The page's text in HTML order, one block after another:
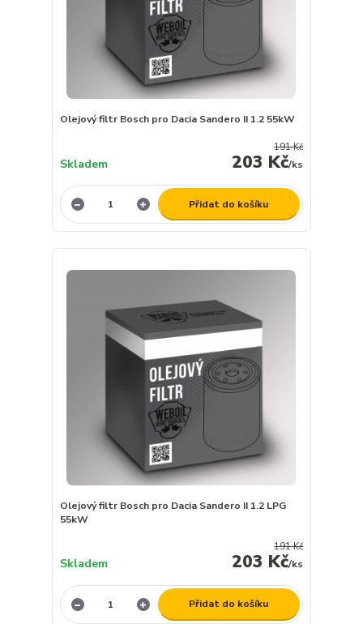
Olejový filtr Bosch pro Dacia Sandero II 1.2 55kW
191 Kč
203 Kč/ks
Skladem
Přidat do košíku
Olejový filtr Bosch pro Dacia Sandero II 1.2 LPG
55kW
191 Kč
203 Kč/ks
Skladem
Přidat do košíku